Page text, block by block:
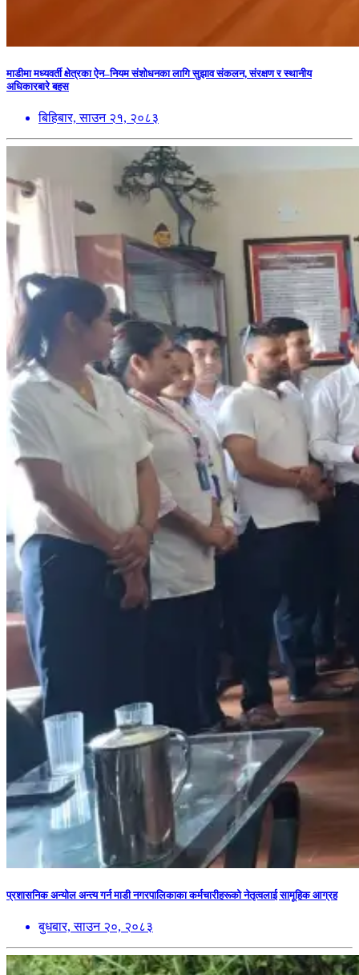
माडीमा मध्यवर्ती क्षेत्रका ऐन–नियम संशोधनका लागि सुझाव संकलन, संरक्षण र स्थानीय
अधिकारबारे बहस
बिहिबार, साउन २१, २०८३
प्रशासनिक अन्योल अन्त्य गर्न माडी नगरपालिकाका कर्मचारीहरूको नेतृत्वलाई सामूहिक आग्रह
बुधबार, साउन २०, २०८३